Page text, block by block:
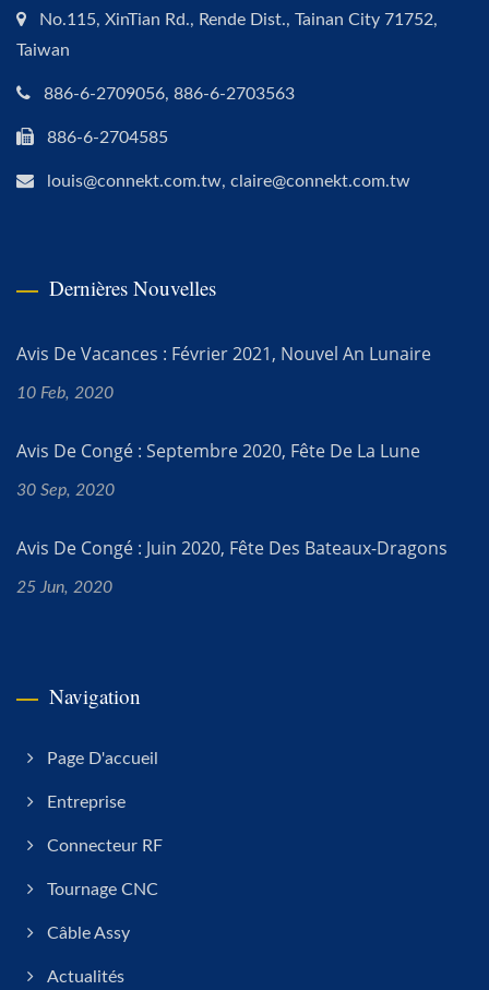
No.115, XinTian Rd., Rende Dist., Tainan City 71752,
Taiwan
886-6-2709056, 886-6-2703563
886-6-2704585
louis@connekt.com.tw, claire@connekt.com.tw
Dernières Nouvelles
Avis De Vacances : Février 2021, Nouvel An Lunaire
10 Feb, 2020
Avis De Congé : Septembre 2020, Fête De La Lune
30 Sep, 2020
Avis De Congé : Juin 2020, Fête Des Bateaux-Dragons
25 Jun, 2020
Navigation
Page D'accueil
Entreprise
Connecteur RF
Tournage CNC
Câble Assy
Actualités